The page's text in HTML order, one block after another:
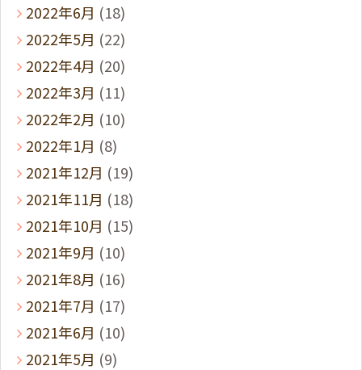
2022年6月 (18)
2022年5月 (22)
2022年4月 (20)
2022年3月 (11)
2022年2月 (10)
2022年1月 (8)
2021年12月 (19)
2021年11月 (18)
2021年10月 (15)
2021年9月 (10)
2021年8月 (16)
2021年7月 (17)
2021年6月 (10)
2021年5月 (9)